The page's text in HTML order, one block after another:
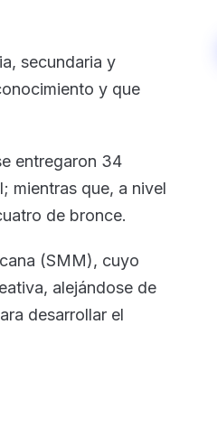
secundaria y
y que
entregaron 34
mientras que, a nivel
de bronce.
(SMM), cuyo
alejándose de
desarrollar el